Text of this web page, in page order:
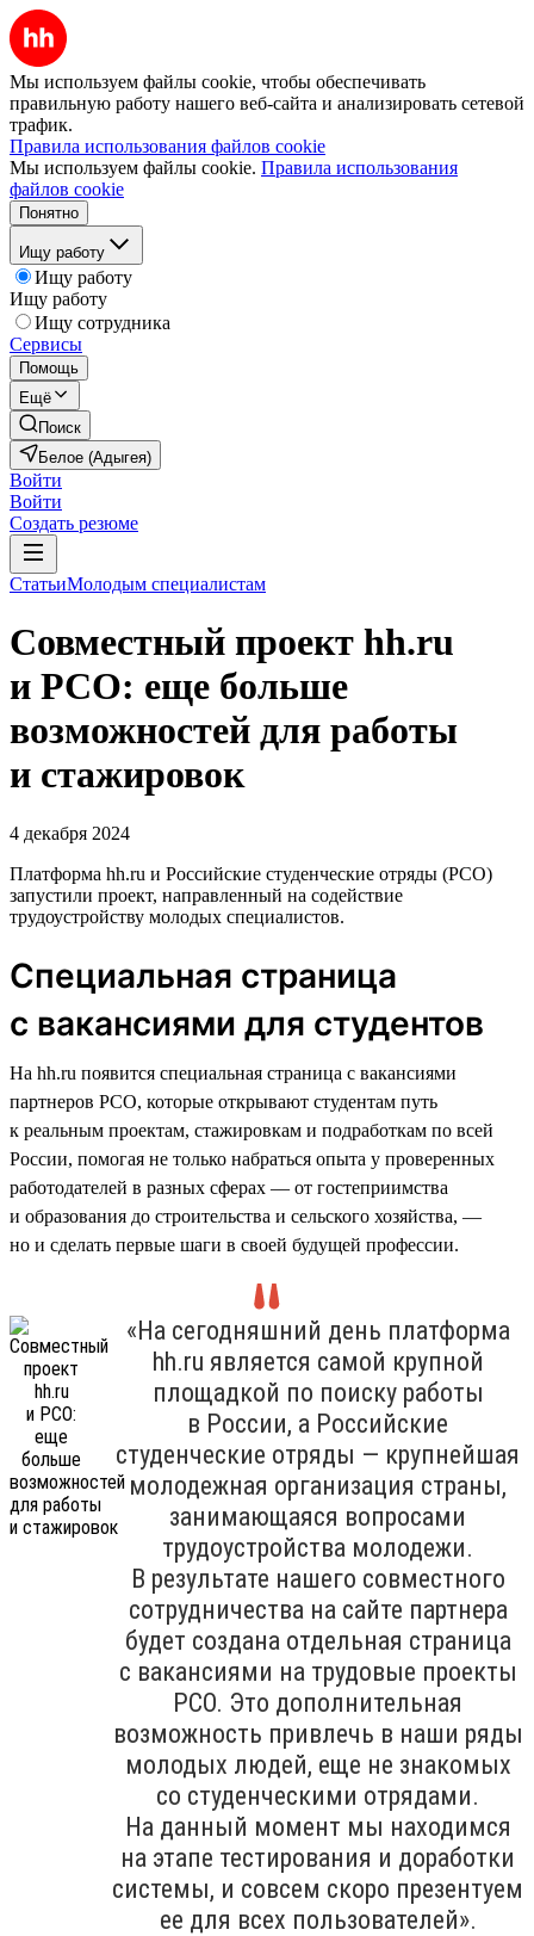
Мы используем файлы cookie, чтобы обеспечивать
правильную работу нашего веб-сайта и анализировать сетевой
трафик.
Правила использования файлов cookie
Мы используем файлы cookie. Правила использования
файлов cookie
Понятно
Ищу работу
Ищу работу
Ищу работу
Ищу сотрудника
Сервисы
Помощь
Ещё
Поиск
Белое (Адыгея)
Войти
Войти
Создать резюме
СтатьиМолодым специалистам
Совместный проект hh.ru
и РСО: еще больше
возможностей для работы
и стажировок
4 декабря 2024
Платформа hh.ru и Российские студенческие отряды (РСО)
запустили проект, направленный на содействие
трудоустройству молодых специалистов.
Специальная страница
с вакансиями для студентов
На hh.ru появится специальная страница с вакансиями
партнеров РСО, которые открывают студентам путь
к реальным проектам, стажировкам и подработкам по всей
России, помогая не только набраться опыта у проверенных
работодателей в разных сферах — от гостеприимства
и образования до строительства и сельского хозяйства, —
но и сделать первые шаги в своей будущей профессии.
«На сегодняшний день платформа
hh.ru является самой крупной
площадкой по поиску работы
в России, а Российские
студенческие отряды — крупнейшая
молодежная организация страны,
занимающаяся вопросами
трудоустройства молодежи.
В результате нашего совместного
сотрудничества на сайте партнера
будет создана отдельная страница
с вакансиями на трудовые проекты
РСО. Это дополнительная
возможность привлечь в наши ряды
молодых людей, еще не знакомых
со студенческими отрядами.
На данный момент мы находимся
на этапе тестирования и доработки
системы, и совсем скоро презентуем
ее для всех пользователей».